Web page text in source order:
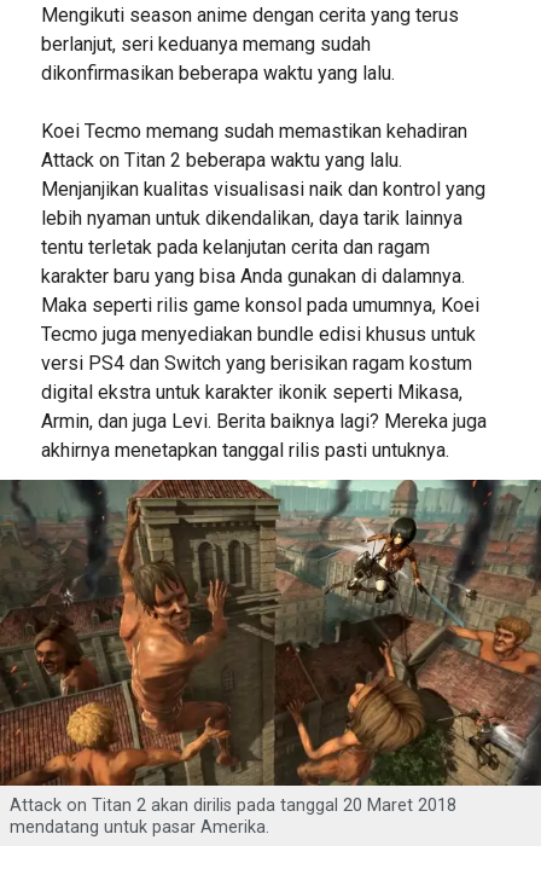
Mengikuti season anime dengan cerita yang terus
berlanjut, seri keduanya memang sudah
dikonfirmasikan beberapa waktu yang lalu.
Koei Tecmo memang sudah memastikan kehadiran
Attack on Titan 2 beberapa waktu yang lalu.
Menjanjikan kualitas visualisasi naik dan kontrol yang
lebih nyaman untuk dikendalikan, daya tarik lainnya
tentu terletak pada kelanjutan cerita dan ragam
karakter baru yang bisa Anda gunakan di dalamnya.
Maka seperti rilis game konsol pada umumnya, Koei
Tecmo juga menyediakan bundle edisi khusus untuk
versi PS4 dan Switch yang berisikan ragam kostum
digital ekstra untuk karakter ikonik seperti Mikasa,
Armin, dan juga Levi. Berita baiknya lagi? Mereka juga
akhirnya menetapkan tanggal rilis pasti untuknya.
Attack on Titan 2 akan dirilis pada tanggal 20 Maret 2018
mendatang untuk pasar Amerika.